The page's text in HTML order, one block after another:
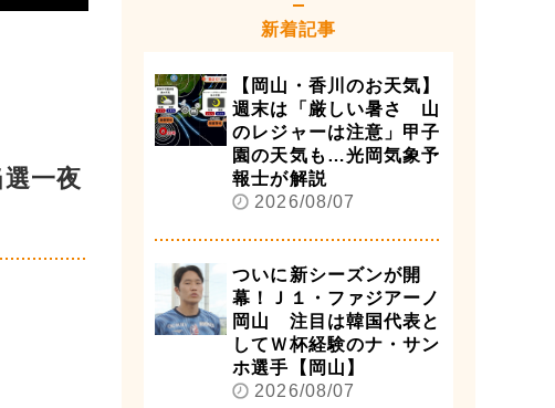
一夜
新着記事
【岡山・香川のお天気】
週末は「厳しい暑さ 山
のレジャーは注意」甲子
園の天気も…光岡気象予
報士が解説
2026/08/07
ついに新シーズンが開
幕！Ｊ１・ファジアーノ
岡山 注目は韓国代表と
してＷ杯経験のナ・サン
ホ選手【岡山】
2026/08/07